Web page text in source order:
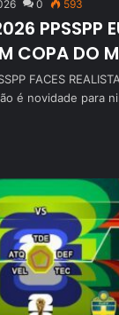
0 593
PPSSPP
COPA DO
FACES
é novidade para